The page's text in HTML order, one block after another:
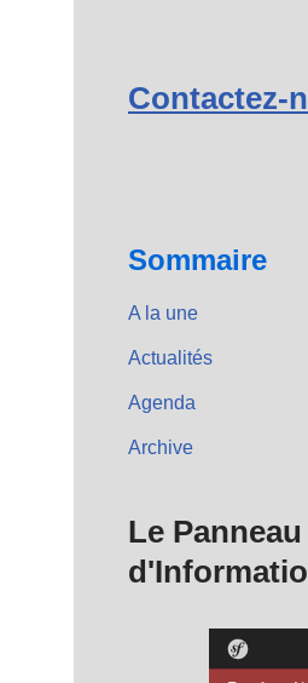
Contactez-
Sommaire
A la une
Actualités
Agenda
Archive
Le Panneau